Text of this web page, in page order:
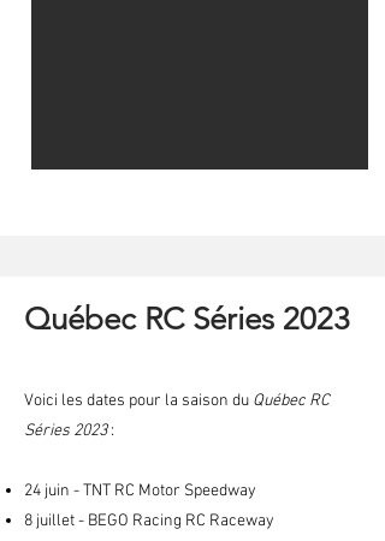
Québec RC Séries 2023
Voici les dates pour la saison du Québec RC
Séries 2023:
24 juin - TNT RC Motor Speedway
8 juillet - BEGO Racing RC Raceway